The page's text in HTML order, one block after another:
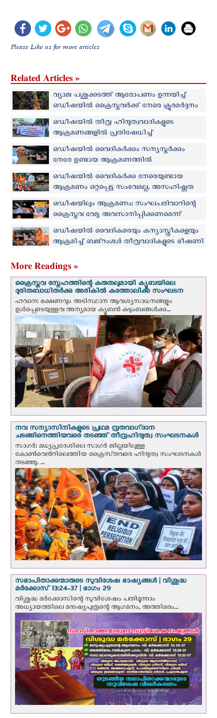
Please Like us for more articles
Related Articles »
വ്യാജ പശുക്കടത്ത് ആരോപണം ഉന്നയിച്ച്
ഒഡീഷയില്‍ ക്രൈസ്തവര്‍ക്ക് നേരെ ക്രൂരമര്‍ദ്ദനം
ഒഡീഷയില്‍ തീവ്ര ഹിന്ദുത്വവാദികളുടെ
ആക്രമണങ്ങളിൽ പ്രതിഷേധിച്ച്
ആയിരക്കണക്കിന് ക്രൈസ്തവരുടെ റാലി
ഒഡീഷയിൽ വൈദികർക്കും സന്യസ്തര്‍ക്കും
നേരേ ഉണ്ടായ ആക്രമണത്തിൽ
നടപടിയെടുക്കണമെന്ന്‍ ആർച്ച് ബിഷപ്പ്
ആൻഡ്രൂസ് താഴത്ത്
ഒഡീഷയില്‍ വൈദികർക്കു നേരെയുണ്ടായ
ആക്രമണം ഒറ്റപ്പെട്ട സംഭവമല്ല, അസഹിഷ്ണുത
രാജ്യത്തു വര്‍ദ്ധിക്കുന്നു: സി‌ബി‌സി‌ഐ
ഒഡീഷയിലും ആക്രമണം: സംഘപരിവാറിന്റെ
ക്രൈസ്തവ വേട്ട അവസാനിപ്പിക്കണമെന്ന്
സീറോ മലബാർ സഭ
ഒഡീഷയില്‍ വൈദികരെയും കന്യാസ്ത്രീകളെയും
ആക്രമിച്ച് ബജ്‌റംഗ്ദൾ തീവ്രവാദികളുടെ ഭീഷണി
More Readings »
ക്രൈസ്തവ സ്നേഹത്തിന്റെ കരുതലുമായി ക്യൂബയിലെ
ദുരിതബാധിതർക്കു അരികിൽ കത്തോലിക്ക സംഘടന
ഹവാന: ഭക്ഷണവും അടിസ്ഥാന ആവശ്യസാധനങ്ങളും
ഉള്‍പ്പെടെയുള്ളവ അന്യമായ ക്യൂബൻ കുടുംബങ്ങൾക്കു...
നവ സന്യാസിനികളുടെ പ്രഥമ വ്രതവാഗ്‌ദാന
ചടങ്ങിനെത്തിയവരെ തടഞ്ഞ് തീവ്രഹിന്ദുത്വ സംഘടനകള്‍
സാഗർ: മധ്യപ്രദേശിലെ സാഗർ ജില്ലയിലുള്ള
കോൺവെന്‍റിലെത്തിയ ക്രൈസ്‌തവരെ ഹിന്ദുത്വ സംഘടനകൾ
തടഞ്ഞു. ...
സഭാപിതാക്കന്മാരുടെ സുവിശേഷ ഭാഷ്യങ്ങള്‍ | വിശുദ്ധ
മര്‍ക്കോസ് 13:24-37 | ഭാഗം 29
വിശുദ്ധ മര്‍ക്കോസിന്റെ സുവിശേഷം പതിമൂന്നാം
അധ്യായത്തിലെ മനുഷ്യപുത്രന്റെ ആഗമനം, അത്തിമരം...